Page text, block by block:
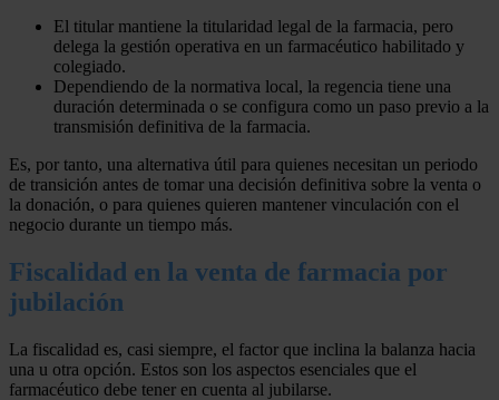
El titular mantiene la titularidad legal de la farmacia, pero
delega la gestión operativa en un farmacéutico habilitado y
colegiado.
Dependiendo de la normativa local, la regencia tiene una
duración determinada o se configura como un paso previo a la
transmisión definitiva de la farmacia.
Es, por tanto, una alternativa útil para quienes necesitan un periodo
de transición antes de tomar una decisión definitiva sobre la venta o
la donación, o para quienes quieren mantener vinculación con el
negocio durante un tiempo más.
Fiscalidad en la venta de farmacia por
jubilación
La fiscalidad es, casi siempre, el factor que inclina la balanza hacia
una u otra opción. Estos son los aspectos esenciales que el
farmacéutico debe tener en cuenta al jubilarse.